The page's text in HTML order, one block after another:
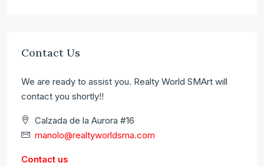
Contact Us
We are ready to assist you. Realty World SMArt will
contact you shortly!!
Calzada de la Aurora #16
manolo@realtyworldsma.com
Contact us